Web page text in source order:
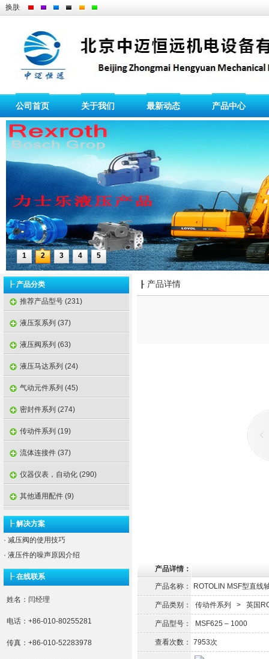
换肤
公司首页 关于我们 最新动态 产品中心
┠ 产品分类
推荐产品型号 (231)
液压泵系列 (37)
液压阀系列 (63)
液压马达系列 (24)
气动元件系列 (45)
密封件系列 (274)
传动件系列 (19)
流体连接件 (37)
仪器仪表，自动化 (290)
其他通用配件 (9)
┠ 解决方案
· 减压阀的使用技巧
· 液压件的噪声原因介绍
┠ 在线联系
姓名：闫经理
电话：+86-010-80255281
传真：+86-010-52283978
┠ 产品详情
产品详情：
产品名称： ROTOLIN MSF型直线
产品类别： 传动件系列 > 英国
产品型号： MSF625 – 1000
查看次数： 7953次